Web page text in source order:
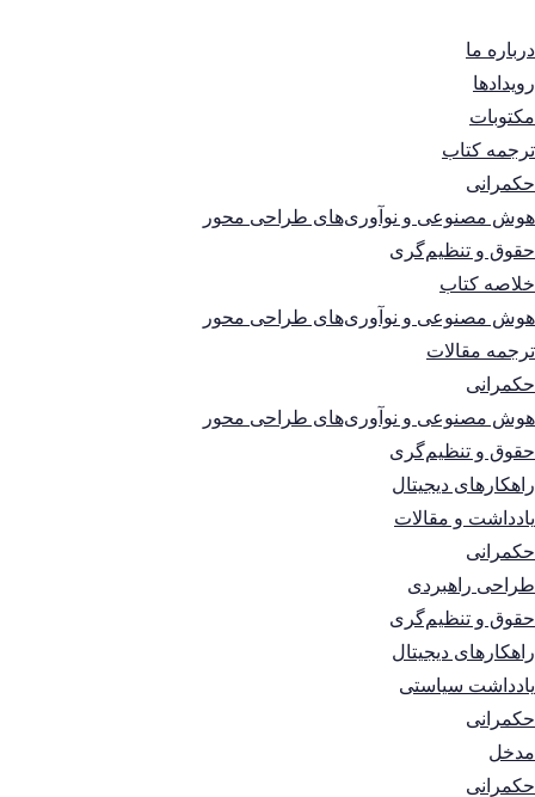
درباره ما
رویدادها
مکتوبات
ترجمه کتاب
حکمرانی
هوش مصنوعی و نوآوری‌های طراحی محور
حقوق و تنظیم‌گری
خلاصه کتاب
هوش مصنوعی و نوآوری‌های طراحی محور
ترجمه مقالات
حکمرانی
هوش مصنوعی و نوآوری‌های طراحی محور
حقوق و تنظیم‌گری
راهکارهای دیجیتال
یادداشت و مقالات
حکمرانی
طراحی راهبردی
حقوق و تنظیم‌گری
راهکارهای دیجیتال
یادداشت سیاستی
حکمرانی
مدخل
حکمرانی